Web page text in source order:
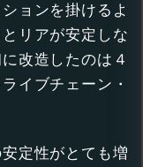
ョンを掛けるよ
リアが安定しな
改造したのは４
イブチェーン・
定性がとても増